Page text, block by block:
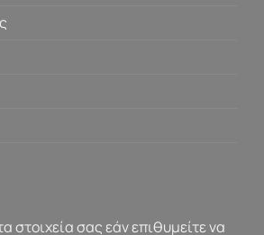
στοιχεία σας εάν επιθυμείτε να